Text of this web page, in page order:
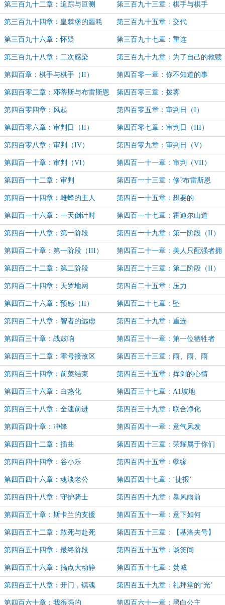
第三百九十二章：追踪与叵测 第三百九十三章：棋手与棋手
第三百九十四章：皇棘堡的噩耗 第三百九十五章：交代
第三百九十六章：怀疑 第三百九十七章：重连
第三百九十八章：二次感染 第三百九十九章：为了自己的救赎
第四百章：棋手与棋手（II） 第四百零一章：你不知道的事
第四百零二章：邓蒂斯与布雷斯恩 第四百零三章：拨雾
第四百零四章：风起 第四百零五章：审判日（I）
第四百零六章：审判日（II） 第四百零七章：审判日（III）
第四百零八章：审判（IV） 第四百零九章：审判日（V）
第四百一十章：审判（VI） 第四百一十一章：审判（VII）
第四百一十二章：审判 第四百一十三章：修?布雷斯恩
第四百一十四章：雌蜂的主人 第四百一十五章：想要的
第四百一十六章：一天倒计时 第四百一十七章：霍迪尔山道
第四百一十八章：第一阶段 第四百一十九章：第一阶段（II）
第四百二十章：第一阶段（III） 第四百二十一章：美人只配强者拥
有
第四百二十二章：第二阶段 第四百二十三章：第二阶段（II）
第四百二十四章：天罗地网 第四百二十五章：压力
第四百二十六章：预感（II） 第四百二十七章：坠
第四百二十八章：智者的远虑 第四百二十九章：重连
第四百三十章：战鼓响 第四百三十一章：第一位牺牲者
第四百三十二章：零号接敌区 第四百三十三章：雨、雨、雨
第四百三十四章：前菜结束 第四百三十五章：挥剑的心情
第四百三十六章：白热化 第四百三十七章：A1坡地
第四百三十八章：全速前进 第四百三十九章：联合净化
第四百四十章：冲锋 第四百四十一章：意气风发
第四百四十二章：插曲 第四百四十三章：荣耀属于你们
第四百四十四章：谷小乐 第四百四十五章：孽缘
第四百四十六章：魂淡老公 第四百四十七章：‘捷报’
第四百四十八章：守护骑士 第四百四十九章：暴风雨前
第四百五十章：斯卡兰的支援 第四百五十一章：意下如何
第四百五十二章：敢死与赴死 第四百五十三章：【基洛夫号】
第四百五十四章：最终阶段 第四百五十五章：谈笑间
第四百五十六章：搞点大动静 第四百五十七章：焚城
第四百五十八章：开门，镇魂 第四百五十九章：礼拜堂的‘光’
第四百六十章：我很强的 第四百六十一章：黑白公主